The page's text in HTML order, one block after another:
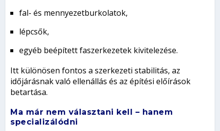
fal- és mennyezetburkolatok,
lépcsők,
egyéb beépített faszerkezetek kivitelezése.
Itt különösen fontos a szerkezeti stabilitás, az
időjárásnak való ellenállás és az építési előírások
betartása.
Ma már nem választani kell – hanem
specializálódni